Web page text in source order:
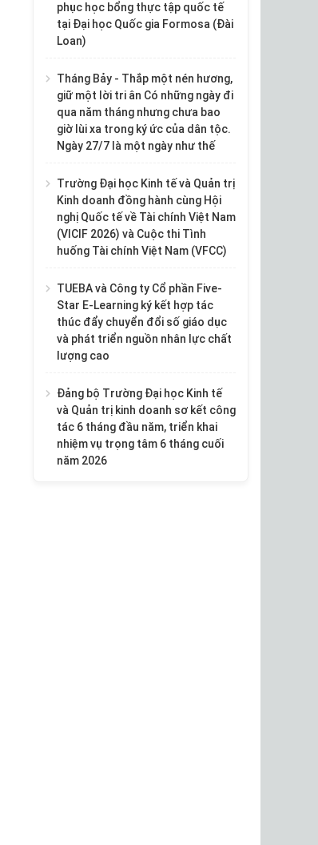
phục học bổng thực tập quốc tế
tại Đại học Quốc gia Formosa (Đài
Loan)
Tháng Bảy - Thắp một nén hương,
giữ một lời tri ân Có những ngày đi
qua năm tháng nhưng chưa bao
giờ lùi xa trong ký ức của dân tộc.
Ngày 27/7 là một ngày như thế
Trường Đại học Kinh tế và Quản trị
Kinh doanh đồng hành cùng Hội
nghị Quốc tế về Tài chính Việt Nam
(VICIF 2026) và Cuộc thi Tình
huống Tài chính Việt Nam (VFCC)
TUEBA và Công ty Cổ phần Five-
Star E-Learning ký kết hợp tác
thúc đẩy chuyển đổi số giáo dục
và phát triển nguồn nhân lực chất
lượng cao
Đảng bộ Trường Đại học Kinh tế
và Quản trị kinh doanh sơ kết công
tác 6 tháng đầu năm, triển khai
nhiệm vụ trọng tâm 6 tháng cuối
năm 2026